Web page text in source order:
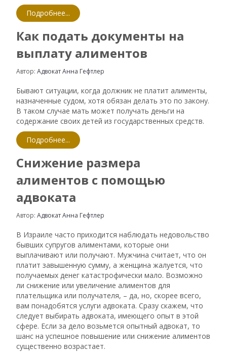
Подробнее...
Как подать документы на
выплату алиментов
Автор:Адвокат Анна Гефтлер
Бывают ситуации, когда должник не платит алименты,
назначенные судом, хотя обязан делать это по закону.
В таком случае мать может получать деньги на
содержание своих детей из государственных средств.
Подробнее...
Снижение размера
алиментов с помощью
адвоката
Автор:Адвокат Анна Гефтлер
В Израиле часто приходится наблюдать недовольство
бывших супругов алиментами, которые они
выплачивают или получают. Мужчина считает, что он
платит завышенную сумму, а женщина жалуется, что
получаемых денег катастрофически мало. Возможно
ли снижение или увеличение алиментов для
плательщика или получателя, – да, но, скорее всего,
вам понадобятся услуги адвоката. Сразу скажем, что
следует выбирать адвоката, имеющего опыт в этой
сфере. Если за дело возьмется опытный адвокат, то
шанс на успешное повышение или снижение алиментов
существенно возрастает.